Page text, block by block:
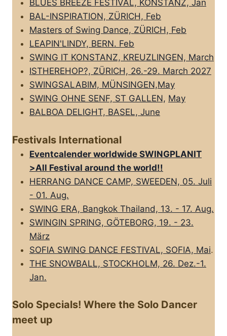
BLUES BREEZE FESTIVAL, KONSTANZ, Jan
BAL-INSPIRATION, ZÜRICH, Feb
Masters of Swing Dance, ZÜRICH, Feb
LEAPIN'LINDY, BERN. Feb
SWING IT KONSTANZ, KREUZLINGEN, March
ISTHEREHOP?, ZÜRICH, 26.-29. March 2027
SWINGSALABIM, MÜNSINGEN,May
SWING OHNE SENF, ST GALLEN, May
BALBOA DELIGHT, BASEL, June
Festivals International
Eventcalender worldwide SWINGPLANIT
>All FestivaI around the world!!
HERRANG DANCE CAMP, SWEEDEN, 05. Juli
- 01. Aug.
SWING ERA, Bangkok Thailand, 13. - 17. Aug.
SWINGIN SPRING, GÖTEBORG, 19. - 23.
März
SOFIA SWING DANCE FESTIVAL, SOFIA, Mai.
THE SNOWBALL, STOCKHOLM, 26. Dez.-1.
Jan.
Solo Specials! Where the Solo Dancer
meet up